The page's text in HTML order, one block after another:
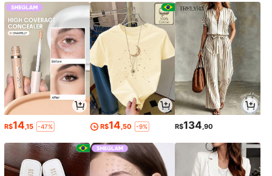
R$14 ,15 -47% R$14 ,50 -9% R$134 ,90